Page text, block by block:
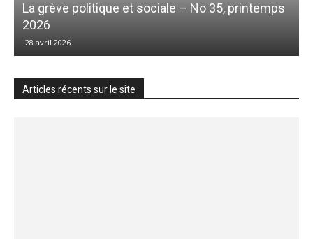
La grève politique et sociale – No 35, printemps
2026
28 avril 2026
Articles récents sur le site